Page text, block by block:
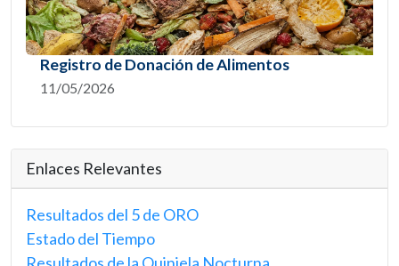
Registro de Donación de Alimentos
11/05/2026
Enlaces Relevantes
Resultados del 5 de ORO
Estado del Tiempo
Resultados de la Quiniela Nocturna